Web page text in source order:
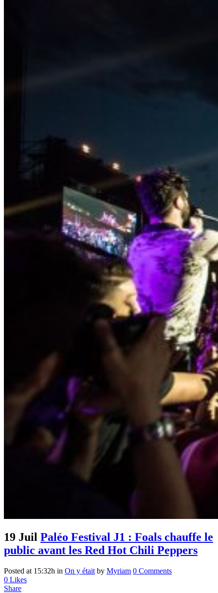
19 Juil Paléo Festival J1 : Foals chauffe le
public avant les Red Hot Chili Peppers
Posted at 15:32h in On y était by Myriam 0 Comments
0 Likes
Share